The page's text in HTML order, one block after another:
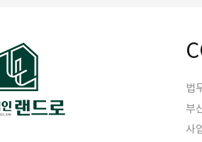
법
부
사